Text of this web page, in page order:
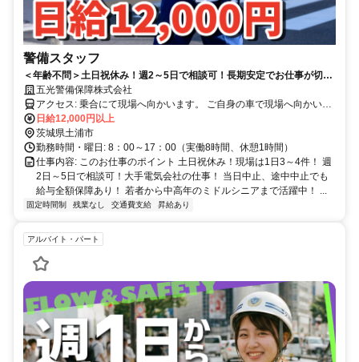
警備スタッフ
＜年齢不問＞土日祝休み！週2～5日で相談可！長期安定でお仕事が切れ
る心配はありません！何歳でも日給同額保障します！
五光警備保障株式会社
アクセス: 乗合にて現場へ向かいます。 ご自身の車で現場へ向かいた
いという方は直行直帰も可能です。
日給12,000円以上
茨城県土浦市
勤務時間・曜日: 8：00～17：00（実働8時間、休憩1時間）
仕事内容: このお仕事のポイント 土日祝休み！現場は1日3～4件！ 週
2日～5日で相談可！大手電気会社の仕事！ 当日中止、途中中止でも
給与全額保障あり！ 若者から中高年のミドルシニアまで活躍中！ ...
固定時間制 残業なし 交通費支給 昇給あり
アルバイト・パート